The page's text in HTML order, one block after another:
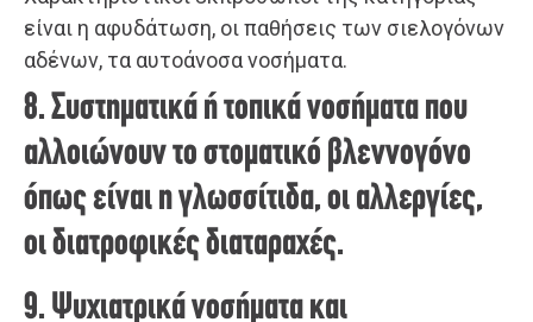
είναι η αφυδάτωση, οι παθήσεις των σιελογόνων
αδένων, τα αυτοάνοσα νοσήματα.
8. Συστηματικά ή τοπικά νοσήματα που
αλλοιώνουν το στοματικό βλεννογόνο
όπως είναι η γλωσσίτιδα, οι αλλεργίες,
οι διατροφικές διαταραχές.
9. Ψυχιατρικά νοσήματα και